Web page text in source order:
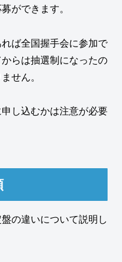
ができます。
ば全国握手会に参加で
らは抽選制になったの
せん。
し込むかは注意が必要
の違いについて説明し